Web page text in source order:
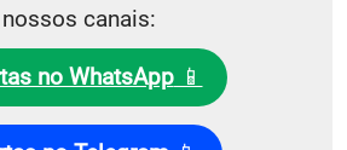
nossos canais:
no WhatsApp📱